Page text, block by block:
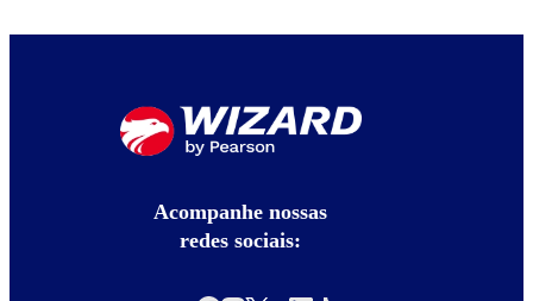
Acompanhe nossas
redes sociais: